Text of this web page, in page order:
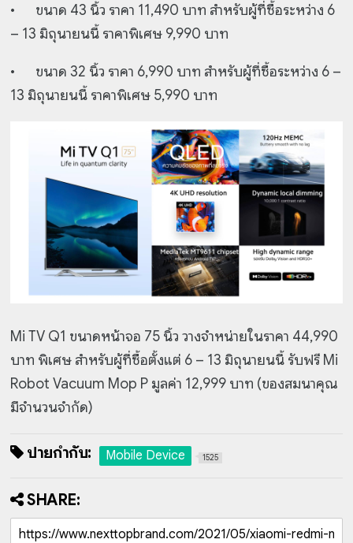
•
ขนาด 43 นิ้ว ราคา 11,490 บาท สำหรับผู้ที่ซื้อระหว่าง 6
– 13 มิถุนายนนี้ ราคาพิเศษ 9,990 บาท
•
ขนาด 32 นิ้ว ราคา 6,990 บาท สำหรับผู้ที่ซื้อระหว่าง 6 –
13 มิถุนายนนี้ ราคาพิเศษ 5,990 บาท
Mi TV Q1 ขนาดหน้าจอ 75 นิ้ว วางจำหน่ายในราคา 44,990
บาท พิเศษ สำหรับผู้ที่ซื้อตั้งแต่ 6 – 13 มิถุนายนนี้ รับฟรี Mi
Robot Vacuum Mop P มูลค่า 12,999 บาท (ของสมนาคุณ
มีจำนวนจำกัด)
ป้ายกำกับ: Mobile Device 1525
SHARE: